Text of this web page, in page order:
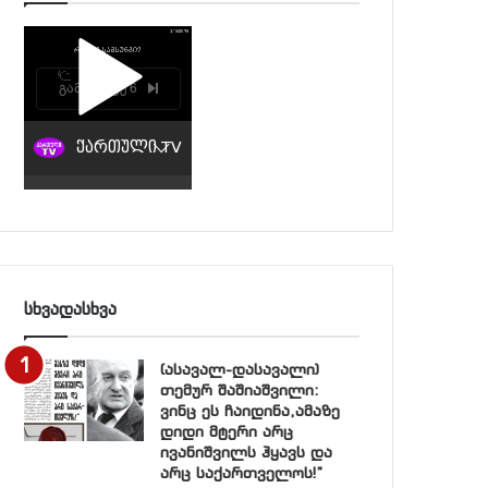
სხვადასხვა
(ასავალ-დასავალი)
თემურ შაშიაშვილი:
ვინც ეს ჩაიდინა,ამაზე
დიდი მტერი არც
ივანიშვილს ჰყავს და
არც საქართველოს!”